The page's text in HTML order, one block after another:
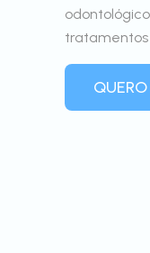
tratamentos